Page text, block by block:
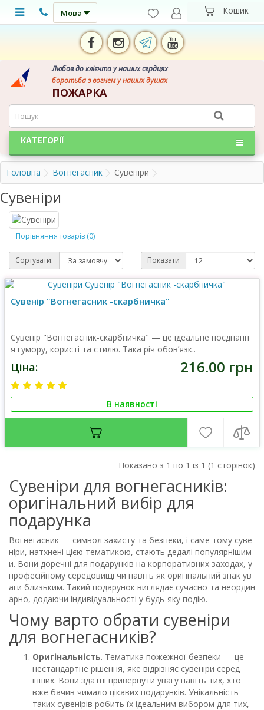
Мова
Любов до клієнта у наших сердцях
боротьба з вогнем у наших душах
ПОЖАРКА
КАТЕГОРІЇ
Головна Вогнегасник Сувеніри
Сувеніри
Порівняння товарів (0)
Сортувати: Показати
Сувенір "Вогнегасник -скарбничка"
Сувенір "Вогнегасник-скарбничка" — це ідеальне поєднанн
я гумору, користі та стилю. Така річ обов’язк..
Ціна: 216.00 грн
В наявності
Показано з 1 по 1 із 1 (1 сторінок)
Сувеніри для вогнегасників:
оригінальний вибір для
подарунка
Вогнегасник — символ захисту та безпеки, і саме тому суве
ніри, натхнені цією тематикою, стають дедалі популярнішим
и. Вони доречні для подарунків на корпоративних заходах, у
професійному середовищі чи навіть як оригінальний знак ув
аги близьким. Такий подарунок виглядає сучасно та неордин
арно, додаючи індивідуальності у будь-яку подію.
Чому варто обрати сувеніри
для вогнегасників?
Оригінальність. Тематика пожежної безпеки — це
нестандартне рішення, яке відрізняє сувеніри серед
інших. Вони здатні привернути увагу навіть тих, хто
вже бачив чимало цікавих подарунків. Унікальність
таких сувенірів робить їх ідеальним вибором для тих,